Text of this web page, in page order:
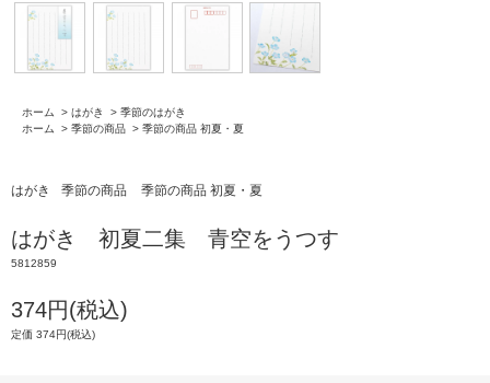
ホーム > はがき > 季節のはがき
ホーム
> 季節の商品 > 季節の商品 初夏・夏
はがき 季節の商品 季節の商品 初夏・夏
はがき 初夏二集 青空をうつす
5812859
374円(税込)
定価 374円(税込)